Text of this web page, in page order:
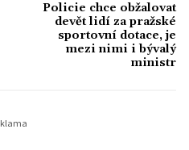
Policie chce obžalovat
devět lidí za pražské
sportovní dotace, je
mezi nimi i bývalý
ministr